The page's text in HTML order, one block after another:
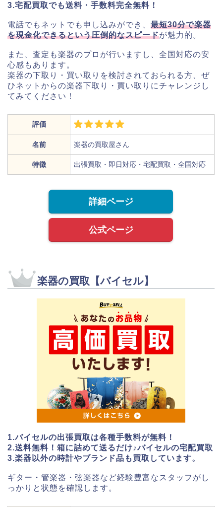
3.宅配買取でも送料・手数料完全無料！
電話でもネットでも申し込みができ、 最短30分で楽器
を現金化できるという圧倒的なスピードが魅力的。
また、査定も楽器のプロが行いますし、全国対応の安
心感もあります。
楽器の下取り・買い取りを検討されておられる方、ぜ
ひネットからの楽器下取り・買い取りにチャレンジし
てみてください！
評価
名前 楽器の買取屋さん
特徴 出張買取・即日対応・宅配買取・全国対応
詳細ページ
公式ページ
楽器の買取【バイセル】
1.バイセルの出張買取は各種手数料が無料！
2.送料無料！箱に詰めて送るだけ♪バイセルの宅配買取
3.楽器以外の時計やブランド品も買取しています。
ギター・管楽器・弦楽器など経験豊富なスタッフがし
っかりと状態を確認します。